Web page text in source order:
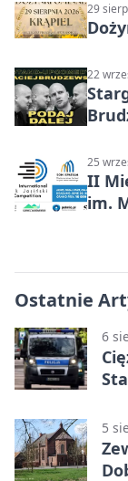
29
22
25
II
im.
Ostatnie
6
5